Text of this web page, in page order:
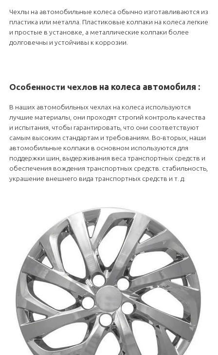
Чехлы на автомобильные колеса обычно изготавливаются из
пластика или металла. Пластиковые колпаки на колеса легкие
и простые в установке, а металлические колпаки более
долговечны и устойчивы к коррозии.
Особенности чехлов на колеса автомобиля :
В наших автомобильных чехлах на колеса используются
лучшие материалы, они проходят строгий контроль качества
и испытания, чтобы гарантировать, что они соответствуют
самым высоким стандартам и требованиям. Во-вторых, наши
автомобильные колпаки в основном используются для
поддержки шин, выдерживания веса транспортных средств и
обеспечения вождения транспортных средств. стабильность,
украшение внешнего вида транспортных средств и т. д.